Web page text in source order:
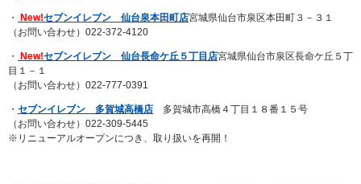
・ New!セブンイレブン 仙台泉本田町店宮城県仙台市泉区本田町３－３１
（お問い合わせ）022-372-4120
・ New!セブンイレブン 仙台長命ケ丘５丁目店宮城県仙台市泉区長命ケ丘５丁
目１－１
（お問い合わせ）022-777-0391
・ セブンイレブン 多賀城高橋店 多賀城市高橋４丁目１８番１５号
（お問い合わせ）022-309-5445
※リニューアルオープンにつき、取り扱いを再開！